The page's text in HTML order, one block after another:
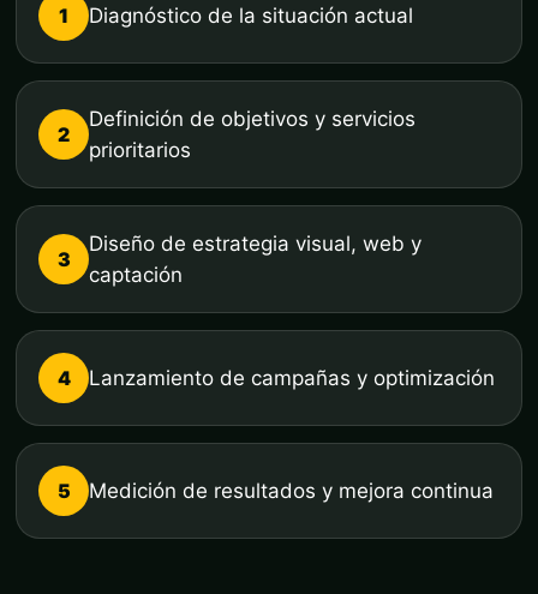
1 Diagnóstico de la situación actual
2
Definición de objetivos y servicios
prioritarios
3
Diseño de estrategia visual, web y
captación
4 Lanzamiento de campañas y optimización
5 Medición de resultados y mejora continua